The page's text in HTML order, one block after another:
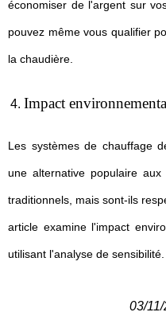
économiser de l'argent sur
pouvez même vous qualifier
la chaudière.
Impact
Les systèmes de chauffage
une alternative populaire
traditionnels, mais sont-ils
article examine l'impact
utilisant l'analyse de sensibilité.
03/